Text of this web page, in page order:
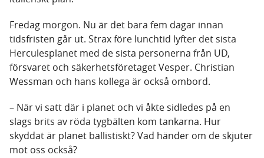
Fredag morgon. Nu är det bara fem dagar innan
tidsfristen går ut. Strax före lunchtid lyfter det sista
Herculesplanet med de sista personerna från UD,
försvaret och säkerhetsföretaget Vesper. Christian
Wessman och hans kollega är också ombord.
– När vi satt där i planet och vi åkte sidledes på en
slags brits av röda tygbälten kom tankarna. Hur
skyddat är planet ballistiskt? Vad händer om de skjuter
mot oss också?